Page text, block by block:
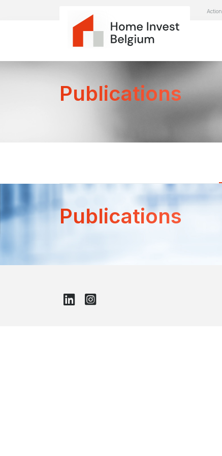
Action
Publications
Publications